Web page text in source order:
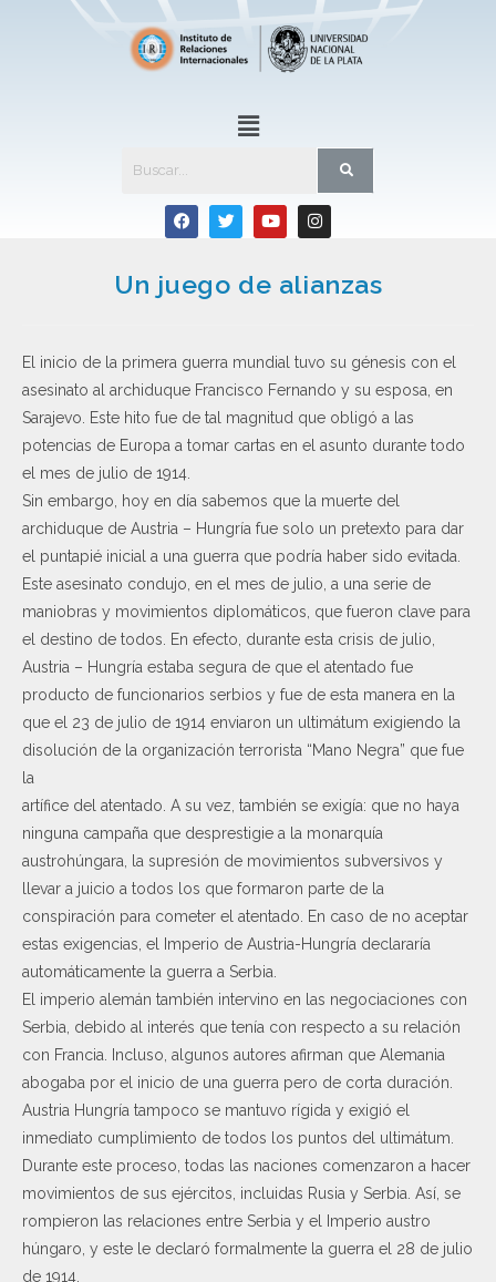
Un juego de alianzas
El inicio de la primera guerra mundial tuvo su génesis con el
asesinato al archiduque Francisco Fernando y su esposa, en
Sarajevo. Este hito fue de tal magnitud que obligó a las
potencias de Europa a tomar cartas en el asunto durante todo
el mes de julio de 1914.
Sin embargo, hoy en día sabemos que la muerte del
archiduque de Austria – Hungría fue solo un pretexto para dar
el puntapié inicial a una guerra que podría haber sido evitada.
Este asesinato condujo, en el mes de julio, a una serie de
maniobras y movimientos diplomáticos, que fueron clave para
el destino de todos. En efecto, durante esta crisis de julio,
Austria – Hungría estaba segura de que el atentado fue
producto de funcionarios serbios y fue de esta manera en la
que el 23 de julio de 1914 enviaron un ultimátum exigiendo la
disolución de la organización terrorista “Mano Negra” que fue
la
artífice del atentado. A su vez, también se exigía: que no haya
ninguna campaña que desprestigie a la monarquía
austrohúngara, la supresión de movimientos subversivos y
llevar a juicio a todos los que formaron parte de la
conspiración para cometer el atentado. En caso de no aceptar
estas exigencias, el Imperio de Austria-Hungría declararía
automáticamente la guerra a Serbia.
El imperio alemán también intervino en las negociaciones con
Serbia, debido al interés que tenía con respecto a su relación
con Francia. Incluso, algunos autores afirman que Alemania
abogaba por el inicio de una guerra pero de corta duración.
Austria Hungría tampoco se mantuvo rígida y exigió el
inmediato cumplimiento de todos los puntos del ultimátum.
Durante este proceso, todas las naciones comenzaron a hacer
movimientos de sus ejércitos, incluidas Rusia y Serbia. Así, se
rompieron las relaciones entre Serbia y el Imperio austro
húngaro, y este le declaró formalmente la guerra el 28 de julio
de 1914.